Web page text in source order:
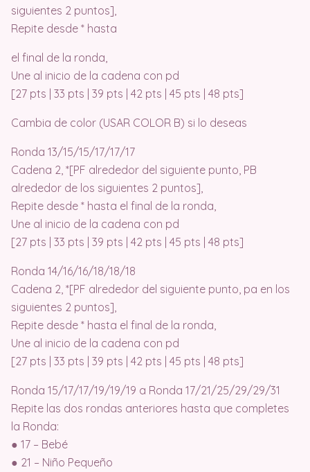
siguientes 2 puntos],
Repite desde * hasta
el final de la ronda,
Une al inicio de la cadena con pd
[27 pts | 33 pts | 39 pts | 42 pts | 45 pts | 48 pts]
Cambia de color (USAR COLOR B) si lo deseas
Ronda 13/15/15/17/17/17
Cadena 2, *[PF alrededor del siguiente punto, PB
alrededor de los siguientes 2 puntos],
Repite desde * hasta el final de la ronda,
Une al inicio de la cadena con pd
[27 pts | 33 pts | 39 pts | 42 pts | 45 pts | 48 pts]
Ronda 14/16/16/18/18/18
Cadena 2, *[PF alrededor del siguiente punto, pa en los
siguientes 2 puntos],
Repite desde * hasta el final de la ronda,
Une al inicio de la cadena con pd
[27 pts | 33 pts | 39 pts | 42 pts | 45 pts | 48 pts]
Ronda 15/17/17/19/19/19 a Ronda 17/21/25/29/29/31
Repite las dos rondas anteriores hasta que completes
la Ronda:
● 17 – Bebé
● 21 – Niño Pequeño